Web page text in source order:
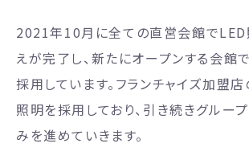
2021年10月に全ての直営会館で
えが完了し、新たにオープンする会館
採用しています。フランチャイズ加盟
照明を採用しており、引き続きグルー
みを進めていきます。